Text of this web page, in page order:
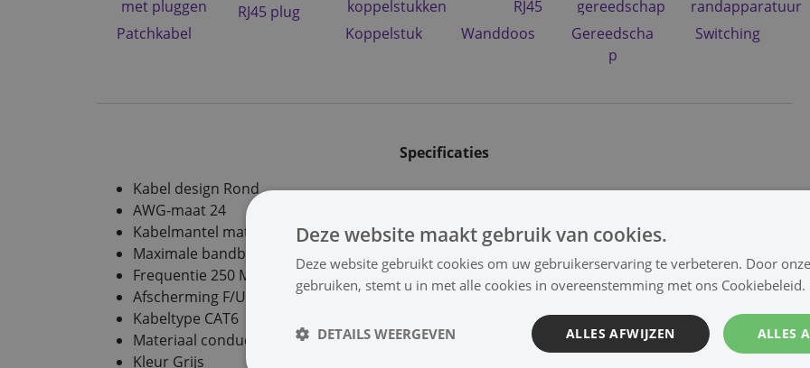
Patchkabel
RJ45 plug
Koppelstuk
Wanddoos
Gereedscha
p
Switching
Specificaties
Kabel design Rond
AWG-maat 24
Kabelmantel materiaal PVC
Maximale bandbreedte 1 Gbps
Frequentie 250 MHz
Afscherming F/UTP
Kabeltype CAT6
Materiaal conductor CCA
Kleur Grijs
Deze website maakt gebruik van cookies.
Deze website gebruikt cookies om uw gebruikerservaring te verbeteren. Door
gebruiken, stemt u in met alle cookies in overeenstemming met ons Cookiebeleid.
ALLES
ALLES AFWIJZEN
DETAILS WEERGEVEN